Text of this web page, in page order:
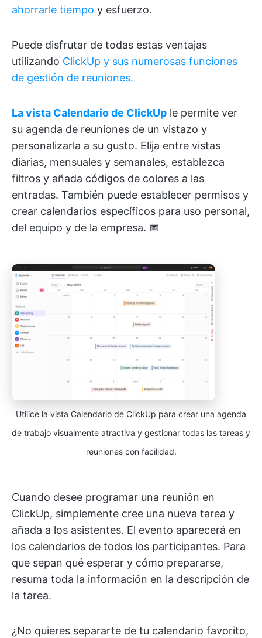
ahorrarle tiempo y esfuerzo.
Puede disfrutar de todas estas ventajas
utilizando ClickUp y sus numerosas funciones
de gestión de reuniones.
La vista Calendario de ClickUp le permite ver
su agenda de reuniones de un vistazo y
personalizarla a su gusto. Elija entre vistas
diarias, mensuales y semanales, establezca
filtros y añada códigos de colores a las
entradas. También puede establecer permisos y
crear calendarios específicos para uso personal,
del equipo y de la empresa. 📅
Utilice la vista Calendario de ClickUp para crear una agenda
de trabajo visualmente atractiva y gestionar todas las tareas y
reuniones con facilidad.
Cuando desee programar una reunión en
ClickUp, simplemente cree una nueva tarea y
añada a los asistentes. El evento aparecerá en
los calendarios de todos los participantes. Para
que sepan qué esperar y cómo prepararse,
resuma toda la información en la descripción de
la tarea.
¿No quieres separarte de tu calendario favorito,